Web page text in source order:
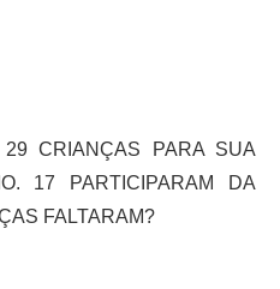
CRIANÇAS PARA SUA
17 PARTICIPARAM DA
FALTARAM?